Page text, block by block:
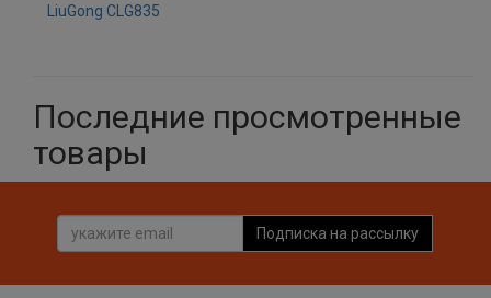
LiuGong CLG835
Последние просмотренные
товары
Подписка на рассылку